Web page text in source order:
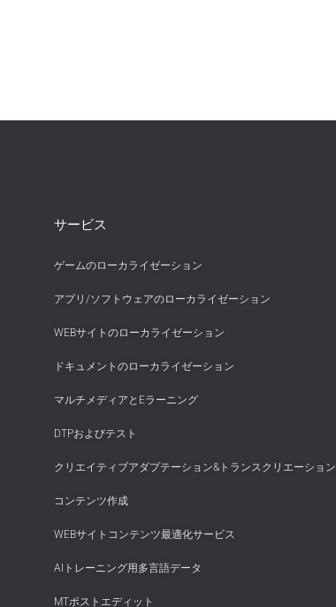
サービス
ゲームのローカライゼーション
アプリ/ソフトウェアのローカライゼーション
WEBサイトのローカライゼーション
ドキュメントのローカライゼーション
マルチメディアとEラーニング
DTPおよびテスト
クリエイティブアダプテーション&トランスクリエーション
コンテンツ作成
WEBサイトコンテンツ最適化サービス
AIトレーニング用多言語データ
MTポストエディット